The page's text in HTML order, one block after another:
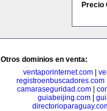
Precio
Otros dominios en venta:
ventaporinternet.com
registroenbuscadores.com
camaraseguridad.com
guiabeijing.com